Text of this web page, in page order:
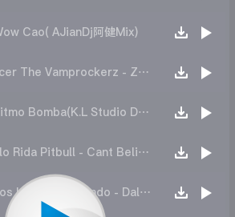
Cao( AJianDj阿健Mix)
Andrew Spencer The Vamprockerz - Zombie (TAITO Bootleg)
【沈风外文】Ritmo Bomba(K.L Studio DJ凯利 Original Mix)
【沈风外文】Flo Rida Pitbull - Cant Believe It(DiscJock李旭辉 2025 Extended Mix)
【沈风外文】Los Locos El 3mendo - Dale Que Sube(DJ.Locke Remix)